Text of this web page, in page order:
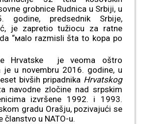
grobnice Rudnica u Srbiji, u
godine, predsednik Srbije,
je zapretio tužiocu za ratne
“маlо razmisli šta to kopa po
Hrvatske je veoma oštro
je u novembru 2016. godine, u
bivših pripadnika Hrvatskog
navodne zločine nad srpskim
izvršene 1992. i 1993.
gradu Orašju, pozivajući se
članstvo u NATO-u.